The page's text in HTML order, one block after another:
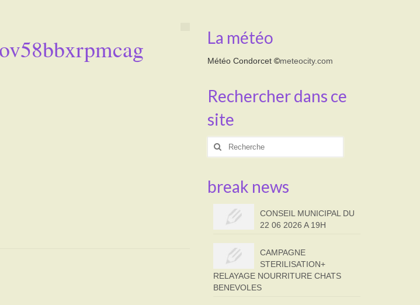
La météo
Météo Condorcet©meteocity.com
Rechercher dans ce
site
Rechercher
break news
CONSEIL MUNICIPAL DU
22 06 2026 A 19H
CAMPAGNE
STERILISATION+
RELAYAGE NOURRITURE CHATS
BENEVOLES